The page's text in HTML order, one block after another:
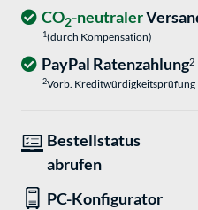
CO2-neutraler
1(durch Kompensation)
PayPal Ratenzahlung2
2Vorb. Kreditwürdigkeitsprüfung
Bestellstatus
abrufen
PC-Konfigurator